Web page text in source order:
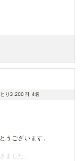
きます。
り3,200円 4名
うございます。
ました。